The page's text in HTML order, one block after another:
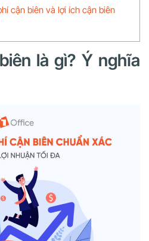
cận biên và lợi ích cận biên
là gì? Ý nghĩa